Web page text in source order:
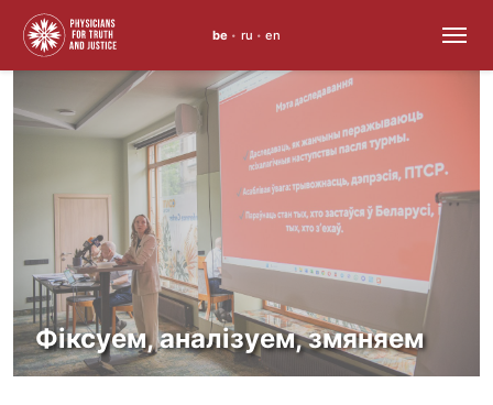
да
змесціва
be • ru • en
Фіксуем, аналізуем, змяняем